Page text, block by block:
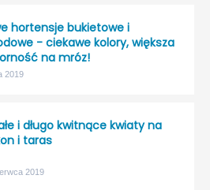
hortensje bukietowe i
- ciekawe kolory, większa
na mróz!
2019
i długo kwitnące kwiaty na
i taras
2019